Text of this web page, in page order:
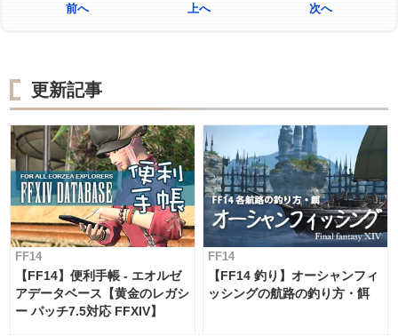
前へ 上へ 次へ
更新記事
FF14
【FF14】便利手帳 - エオルゼ
アデータベース【黄金のレガシ
ー パッチ7.5対応 FFXIV】
FF14
【FF14 釣り】オーシャンフィ
ッシングの航路の釣り方・餌